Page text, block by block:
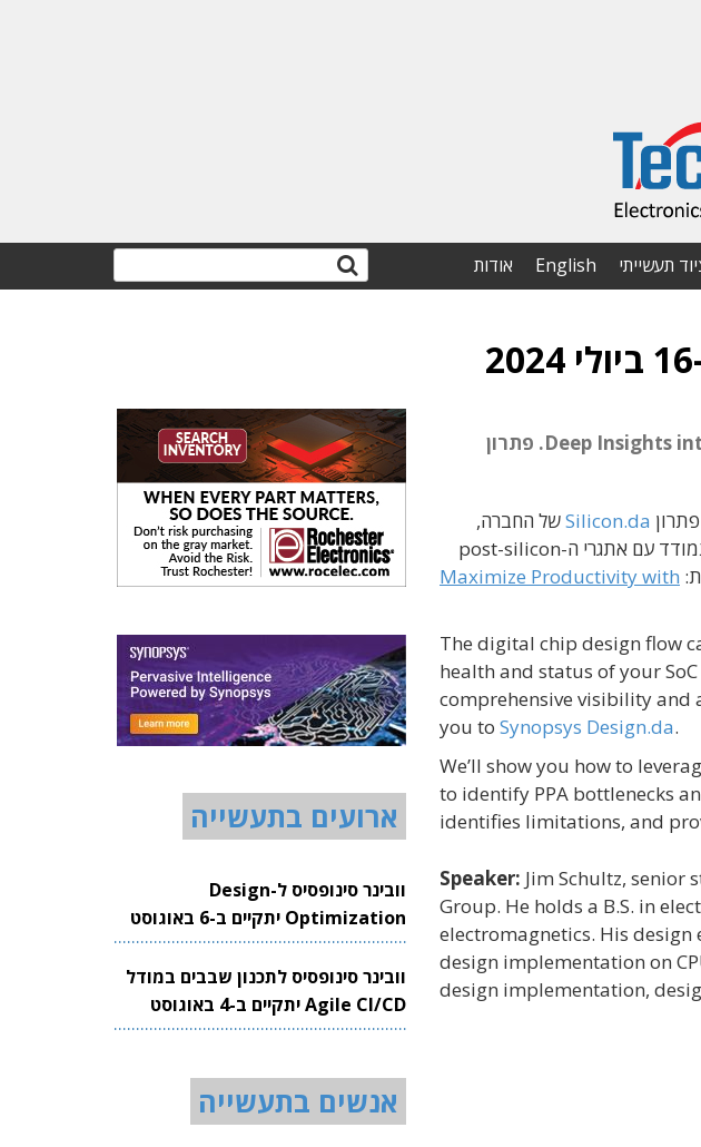
תעשייתי English אודות
ההדרכה תתקיים בשעה 20:00 לפי שעון ישראל תחת הכותרת: Deep Insights into PPA Trajectories. פתרון
Silicon.daשל החברה,
שהוא פתרון ה-Silicon Lifecycle Management (SLM) האינטגרטיבי הראשון המיועד להתמודד עם אתגרי ה-post-silicon
Maximize Productivity with
The digital chip design flow
health and status of your
comprehensive visibility and
you to Synopsys Design.da.
We’ll show you how to
to identify PPA bottlenecks
identifies limitations, and
Speaker: Jim Schultz, senior
Group. He holds a B.S. in
electromagnetics. His
design implementation on
design implementation,
ארועים בתעשייה
וובינר סינופסיס ל-Design
Optimization יתקיים ב-6 באוגוסט
2026
וובינר סינופסיס לתכנון שבבים במודל
Agile CI/CD יתקיים ב-4 באוגוסט
2026
אנשים בתעשייה